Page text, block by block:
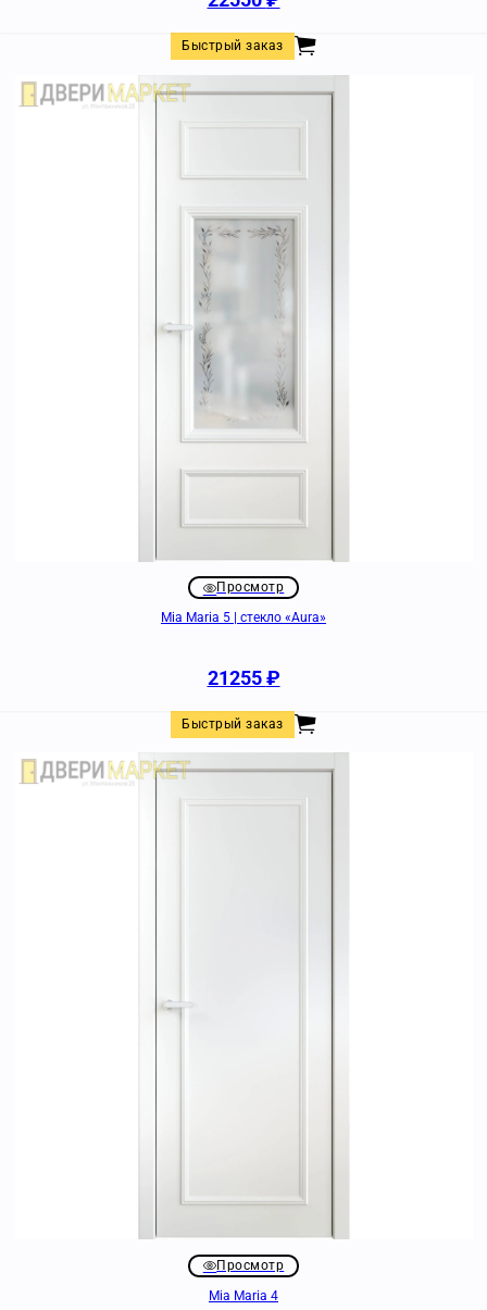
Быстрый заказ
Просмотр
Mia Maria 5 | стекло «Aura»
21255₽
Быстрый заказ
Просмотр
Mia Maria 4